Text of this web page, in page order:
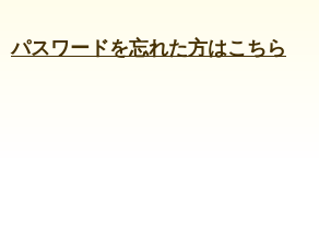
パスワードを忘れた方はこちら